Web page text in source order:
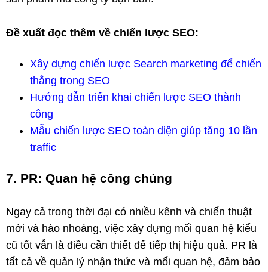
Đề xuất đọc thêm về chiến lược SEO:
Xây dựng chiến lược Search marketing để chiến
thắng trong SEO
Hướng dẫn triển khai chiến lược SEO thành
công
Mẫu chiến lược SEO toàn diện giúp tăng 10 lần
traffic
7. PR: Quan hệ công chúng
Ngay cả trong thời đại có nhiều kênh và chiến thuật
mới và hào nhoáng, việc xây dựng mối quan hệ kiểu
cũ tốt vẫn là điều cần thiết để tiếp thị hiệu quả. PR là
tất cả về quản lý nhận thức và mối quan hệ, đảm bảo